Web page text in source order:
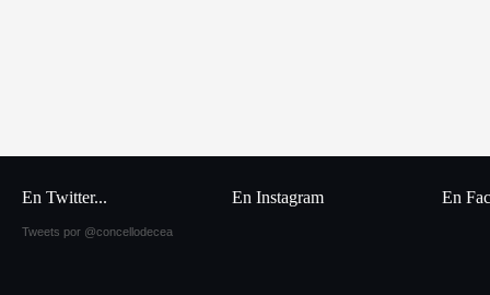
En Twitter...
Tweets por @concellodecea
En Instagram En